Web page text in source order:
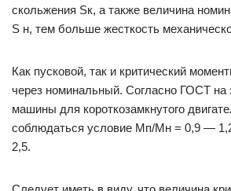
скольжения Sк, а также величина
S н, тем больше жесткость
Как пусковой, так и критический
через номинальный. Согласно ГОСТ на
машины для короткозамкнутого
соблюдаться условие Мп/Мн = 0,9 —
2,5.